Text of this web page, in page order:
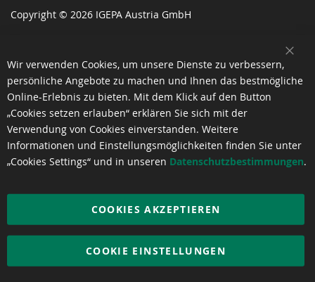
Copyright © 2026 IGEPA Austria GmbH
Wir verwenden Cookies, um unsere Dienste zu verbessern,
persönliche Angebote zu machen und Ihnen das bestmögliche
Online-Erlebnis zu bieten. Mit dem Klick auf den Button
„Cookies setzen erlauben“ erklären Sie sich mit der
Verwendung von Cookies einverstanden. Weitere
Informationen und Einstellungsmöglichkeiten finden Sie unter
„Cookies Settings“ und in unseren Datenschutzbestimmungen.
COOKIES AKZEPTIEREN
COOKIE EINSTELLUNGEN